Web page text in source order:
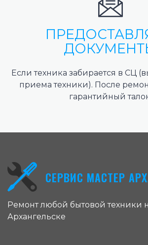
Если техника забирается в СЦ
приема техники). После
гарантийный
СЕРВИС МАСТЕР
Ремонт любой бытовой техники
Архангельске